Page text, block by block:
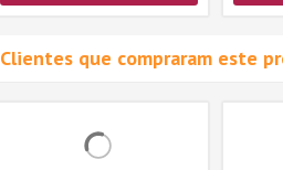
Clientes que compraram este